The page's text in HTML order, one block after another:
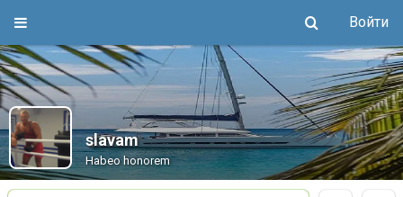
Войти
slavam
Habeo honorem